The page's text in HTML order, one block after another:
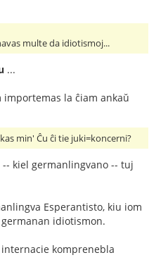
multe da idiotismoj...
...
la ĉiam ankaŭ
min' Ĉu ĉi tie juki=koncerni?
kiel germanlingvano -- tuj
Esperantisto, kiu iom
idiotismon.
internacie komprenebla